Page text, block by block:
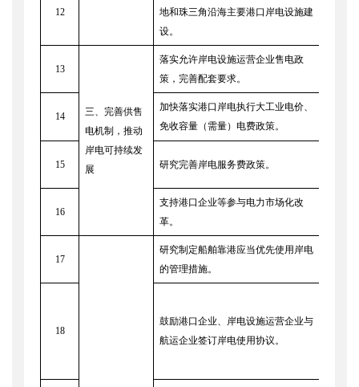
12
地和珠三角沿海主要港口岸电设施建
设。
13
三、完善供售
电机制，推动
岸电可持续发
展
落实允许岸电设施运营企业售电政
策，完善配套要求。
14
加快落实港口岸电执行大工业电价、
免收容量（需量）电费政策。
15 研究完善岸电服务费政策。
16
支持港口企业等参与电力市场化改
革。
17
研究制定船舶靠港应当优先使用岸电
的管理措施。
18
鼓励港口企业、岸电设施运营企业与
航运企业签订岸电使用协议。